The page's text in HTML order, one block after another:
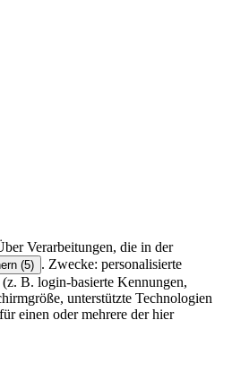
Verarbeitungen, die in der
(5) . Zwecke: personalisierte
B. login-basierte Kennungen,
unterstützte Technologien
einen oder mehrere der hier